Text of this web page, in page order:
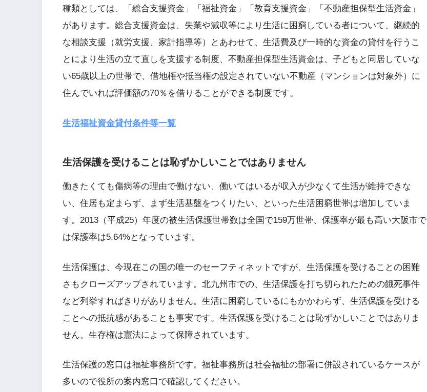
種類としては、「総合支援資金」「福祉資金」「教育支援資金」「不動産担保型生活資金」
があります。総合支援資金は、失業や減収等により生活に困窮している者について、継続的
な相談支援（就労支援、家計指導等）とあわせて、生活費及び一時的な資金の貸付を行うこ
とにより生活の立て直しを支援する制度、不動産担保型生活資金は、子どもと同居していな
い65歳以上の世帯で、借地権や抵当権の設定されていない不動産（マンションは対象外）に
住んでいれば評価額の70％を借りることができる制度です。
生活福祉資金貸付条件等一覧
生活保護を受けることは恥ずかしいことではありません
働きたくても傷病等の理由で働けない、働いてはいるが収入が少なくて生活が維持できな
い、住居も定まらず、まず生活基盤をつくりたい、といった生活困窮世帯は増加していま
す。2013（平成25）年度の被生活保護世帯数は全国で159万世帯、保護率が最も高い大阪市で
は保護率は5.64%となっています。
生活保護は、今現在この国の唯一のセーフティネットですが、生活保護を受けることの困難
さもクローズアップされています。北九州市での、生活保護を打ち切られたための餓死事件
など列挙すればきりがありません。生活に困窮しているにもかかわらず、生活保護を受ける
ことへの抵抗感があることも事実です。生活保護を受けることは恥ずかしいことではありま
せん。生存権は憲法によって保障されています。
生活保護の窓口は福祉事務所です。福祉事務所は社会福祉の部署に併設されているケースが
多いので役所の案内窓口で確認してください。